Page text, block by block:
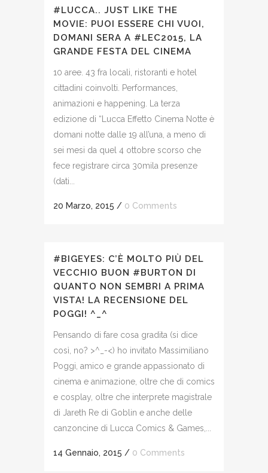
#LUCCA.. JUST LIKE THE
MOVIE: PUOI ESSERE CHI VUOI,
DOMANI SERA A #LEC2015, LA
GRANDE FESTA DEL CINEMA
10 aree. 43 fra locali, ristoranti e hotel
cittadini coinvolti. Performances,
animazioni e happening. La terza
edizione di “Lucca Effetto Cinema Notte è
domani notte dalle 19 all’una, a meno di
sei mesi da quel 4 ottobre scorso che
fece registrare circa 30mila presenze
(dati...
20 Marzo, 2015 / 0 Comments
#BIGEYES: C’È MOLTO PIÙ DEL
VECCHIO BUON #BURTON DI
QUANTO NON SEMBRI A PRIMA
VISTA! LA RECENSIONE DEL
POGGI! ^_^
Pensando di fare cosa gradita (si dice
così, no? >^_-<) ho invitato Massimiliano
Poggi, amico e grande appassionato di
cinema e animazione, oltre che di comics
e cosplay, oltre che interprete magistrale
di Jareth Re di Goblin e anche delle
canzoncine di Lucca Comics & Games,...
14 Gennaio, 2015 / 0 Comments